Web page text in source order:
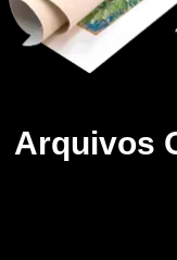
Arquivos